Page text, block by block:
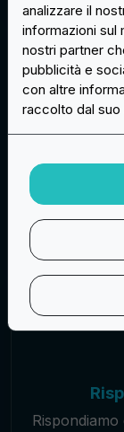
Siamo qui
di patch
infinita di
Puoi
analizzare il
informazioni sul
nostri partner
pubblicità e
con altre
raccolto dal suo